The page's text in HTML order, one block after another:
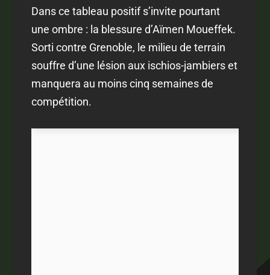
Dans ce tableau positif s’invite pourtant
une ombre : la blessure d’Aïmen Moueffek.
Sorti contre Grenoble, le milieu de terrain
souffre d’une lésion aux ischios-jambiers et
manquera au moins cinq semaines de
compétition.